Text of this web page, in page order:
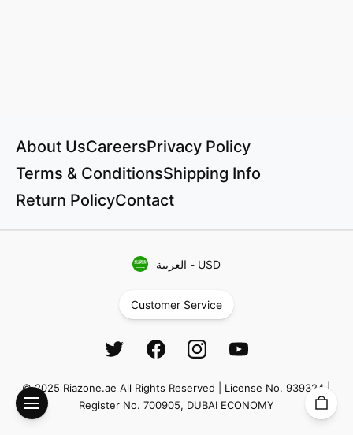
About UsCareersPrivacy Policy
Terms & ConditionsShipping Info
Return PolicyContact
العربية - USD
Customer Service
© 2025 Riazone.ae All Rights Reserved | License No. 939324 |
Register No. 700905, DUBAI ECONOMY